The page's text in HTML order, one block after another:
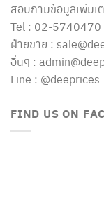
สอบถามข้อมูลเพิ่มเ
Tel : 02-
ฝ่ายขาย :
อื่นๆ :
Line : @deeprices
FIND US ON